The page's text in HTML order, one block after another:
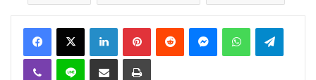
FacebookX Linkedin PinterestReddit MessengerWhatsAppTelegram
Viber Ligne Partager par email Imprimer